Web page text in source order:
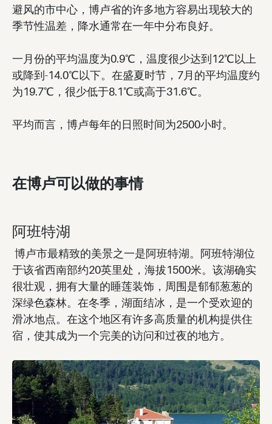
避风的市中心，博卢省的许多地方容易出现较大的
季节性温差，降水通常在一年中分布良好。
一月份的平均温度为0.9℃，温度很少达到12℃以上
或降到-14.0℃以下。在盛夏时节，7月的平均温度约
为19.7℃，很少低于8.1℃或高于31.6℃。
平均而言，博卢每年的日照时间为2500小时。
在博卢可以做的事情
阿班特湖
博卢市最精致的美景之一是阿班特湖。阿班特湖位
于该省西南部约20英里处，海拔1500米。该湖确实
很壮观，拥有大量的睡莲装饰，周围是郁郁葱葱的
深绿色森林。在冬季，湖面结冰，是一个受欢迎的
滑冰地点。在这个地区有许多高质量的机构提供住
宿，使其成为一个完美的访问和过夜的地方。